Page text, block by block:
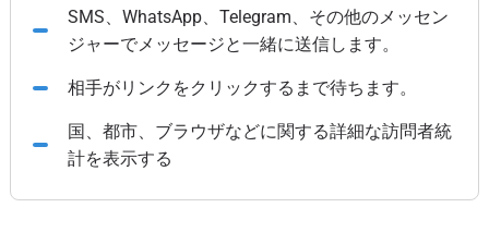
SMS、WhatsApp、Telegram、その他のメッセン
ジャーでメッセージと一緒に送信します。
相手がリンクをクリックするまで待ちます。
国、都市、ブラウザなどに関する詳細な訪問者統
計を表示する